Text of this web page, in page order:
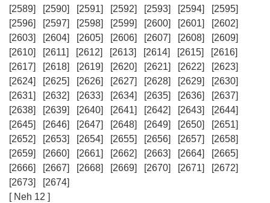
[2589]
[2590] [2591] [2592] [2593] [2594]
[2595]
[2596]
[2597] [2598] [2599] [2600] [2601]
[2602]
[2603]
[2604] [2605] [2606] [2607] [2608]
[2609]
[2610]
[2611] [2612] [2613] [2614] [2615]
[2616]
[2617]
[2618] [2619] [2620] [2621] [2622]
[2623]
[2624]
[2625] [2626] [2627] [2628] [2629]
[2630]
[2631]
[2632] [2633] [2634] [2635] [2636]
[2637]
[2638]
[2639] [2640] [2641] [2642] [2643]
[2644]
[2645]
[2646] [2647] [2648] [2649] [2650]
[2651]
[2652]
[2653] [2654] [2655] [2656] [2657]
[2658]
[2659]
[2660] [2661] [2662] [2663] [2664]
[2665]
[2666]
[2667] [2668] [2669] [2670] [2671]
[2672]
[2673]
[2674]
[ Neh 12 ]